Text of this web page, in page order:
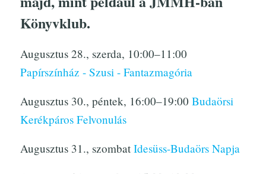
Könyvklub.
Augusztus 28., szerda, 10:00–11:00
Papírszínház - Szusi - Fantazmagória
Augusztus 30., péntek, 16:00–19:00 Budaörsi
Kerékpáros Felvonulás
Augusztus 31., szombat Idesüss-Budaörs Napja